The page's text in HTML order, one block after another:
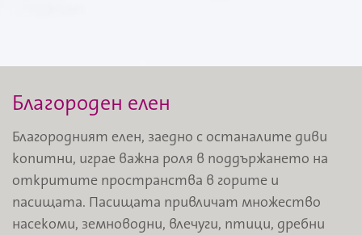
Благороден елен
Благородният елен, заедно с останалите диви
копитни, играе важна роля в поддържането на
откритите пространства в горите и
пасищата. Пасищата привличат множество
насекоми, земноводни, влечуги, птици, дребни